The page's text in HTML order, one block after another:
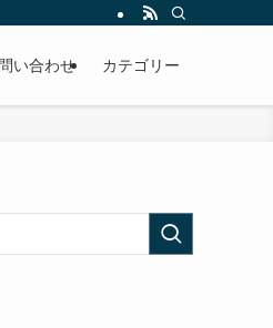
ていきます。
い合わせ カテゴリー